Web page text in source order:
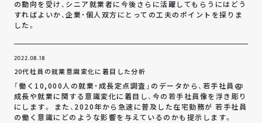
の動向を受け、シニア就業者に今後さらに活躍してもらうにはどう
すればよいか、企業・個人双方にとっての工夫のポイントを探りま
した。
2022.08.18
20代社員の就業意識変化に着目した分析
「働く10,000人の就業・成長定点調査」のデータから、若手社員の
成長や就業に関する意識変化に着目し、今の若手社員像を浮き彫り
にします。 また、2020年から急速に普及した在宅勤務が 若手社員
の働く意識にどのような影響を与えているのかも提示します。